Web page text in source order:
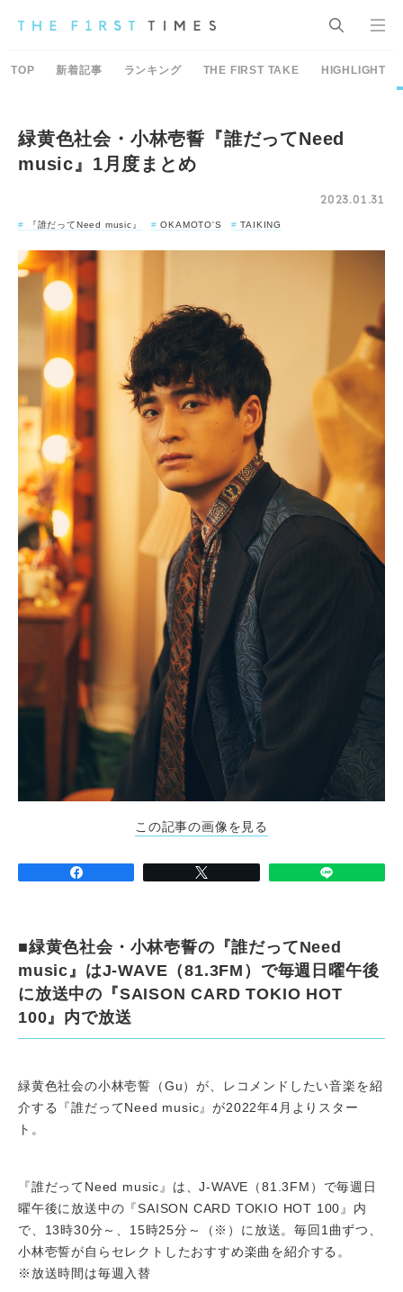
TOP 新着記事 ランキング THE FIRST TAKE HIGHLIGHT
緑黄色社会・小林壱誓『誰だってNeed
music』1月度まとめ
2023.01.31
『誰だってNeed music』 OKAMOTO'S TAIKING
この記事の画像を見る
■緑黄色社会・小林壱誓の『誰だってNeed
music』はJ-WAVE（81.3FM）で毎週日曜午後
に放送中の『SAISON CARD TOKIO HOT
100』内で放送
緑黄色社会の小林壱誓（Gu）が、レコメンドしたい音楽を紹
介する『誰だってNeed music』が2022年4月よりスター
ト。
『誰だってNeed music』は、J-WAVE（81.3FM）で毎週日
曜午後に放送中の『SAISON CARD TOKIO HOT 100』内
で、13時30分～、15時25分～（※）に放送。毎回1曲ずつ、
小林壱誓が自らセレクトしたおすすめ楽曲を紹介する。
※放送時間は毎週入替